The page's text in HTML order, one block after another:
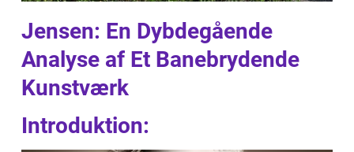
Jensen: En Dybdegående
Analyse af Et Banebrydende
Kunstværk
Introduktion: